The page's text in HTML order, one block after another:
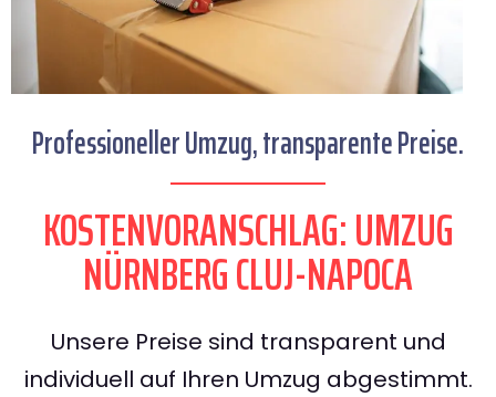
Professioneller Umzug, transparente Preise.
KOSTENVORANSCHLAG: UMZUG
NÜRNBERG CLUJ-NAPOCA
Unsere Preise sind transparent und
individuell auf Ihren Umzug abgestimmt.